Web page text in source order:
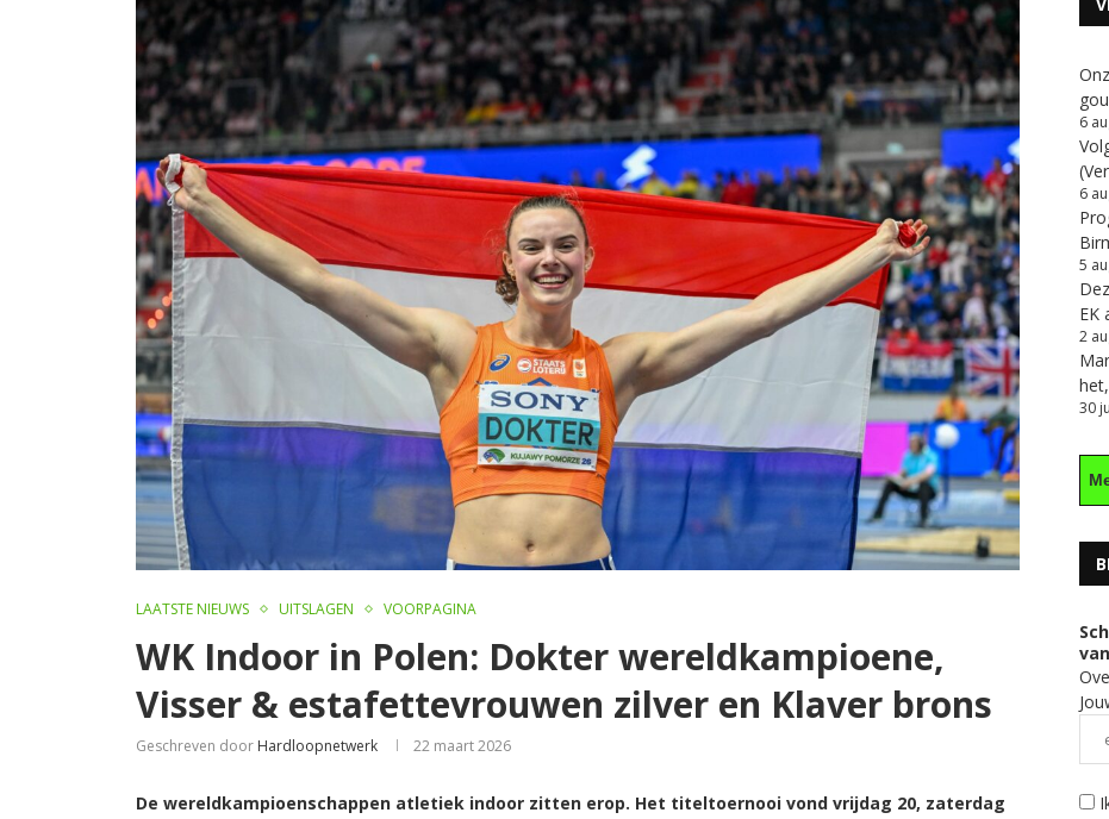
LAATSTE NIEUWS UITSLAGEN VOORPAGINA
WK Indoor in Polen: Dokter wereldkampioene,
Visser & estafettevrouwen zilver en Klaver brons
Geschreven door Hardloopnetwerk 22 maart 2026
De wereldkampioenschappen atletiek indoor zitten erop. Het titeltoernooi vond vrijdag 20, zaterdag
6
6
5
EK
2
30